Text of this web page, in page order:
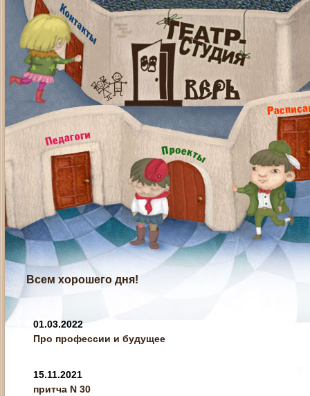
Всем хорошего дня!
01.03.2022
Про профессии и будущее
15.11.2021
притча N 30